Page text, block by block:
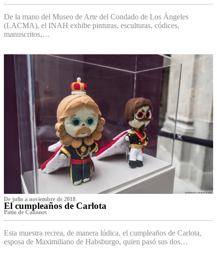
De la mano del Museo de Arte del Condado de Los Ángeles
(LACMA), el INAH exhibe pinturas, esculturas, códices,
manuscritos,…
De julio a noviembre de 2018
El cumpleaños de Carlota
Patio de Cañones
Esta muestra recrea, de manera lúdica, el cumpleaños de Carlota,
esposa de Maximiliano de Habsburgo, quien pasó sus dos…